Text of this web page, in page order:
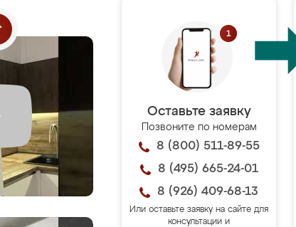
Оставьте заявку
Позвоните по номерам
8 (800) 511-89-55
8 (495) 665-24-01
8 (926) 409-68-13
Или оставьте заявку на сайте для
консультации и